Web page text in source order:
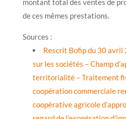
montant total des ventes de
de ces mêmes prestations.
Sources :
Rescrit Bofip du 30 avril
sur les sociétés – Champ
territorialité – Traitement
coopération commerciale
coopérative agricole